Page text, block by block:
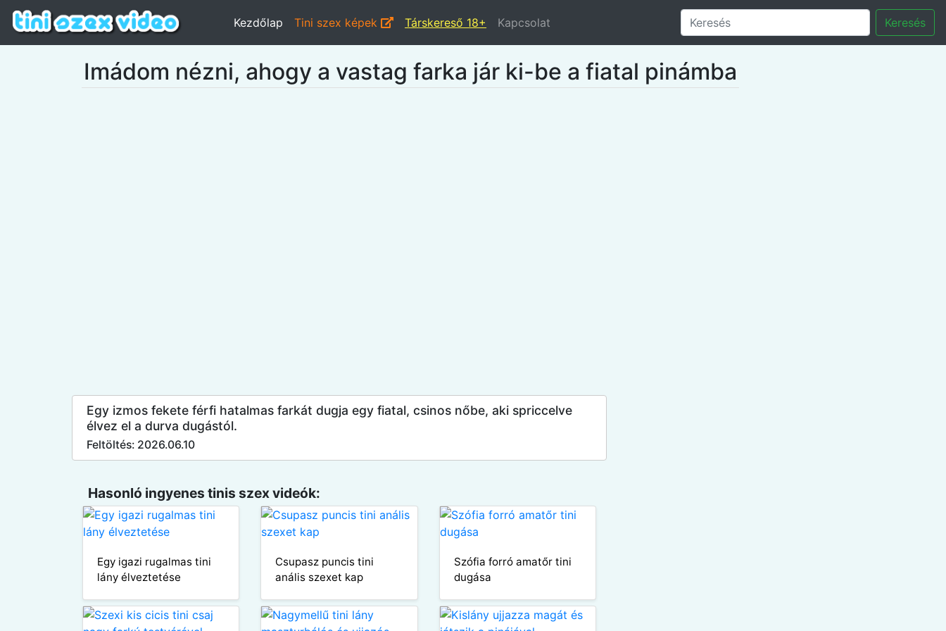
Kezdőlap Tini szex képek Társkereső 18+ Kapcsolat Keresés
Imádom nézni, ahogy a vastag farka jár ki-be a fiatal pinámba
Egy izmos fekete férfi hatalmas farkát dugja egy fiatal, csinos nőbe, aki spriccelve
élvez el a durva dugástól.
Feltöltés: 2026.06.10
Hasonló ingyenes tinis szex videók:
Egy igazi rugalmas tini
lány élveztetése
Csupasz puncis tini
anális szexet kap
Szófia forró amatőr tini
dugása